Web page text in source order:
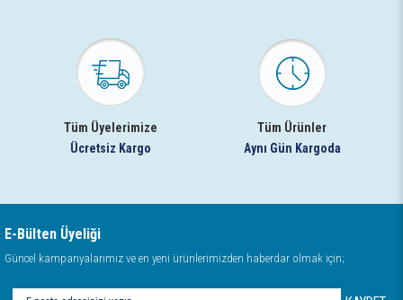
Tüm Üyelerimize
Ücretsiz Kargo
Tüm Ürünler
Aynı Gün Kargoda
E-Bülten Üyeliği
Güncel kampanyalarımız ve en yeni ürünlerimizden haberdar olmak için;